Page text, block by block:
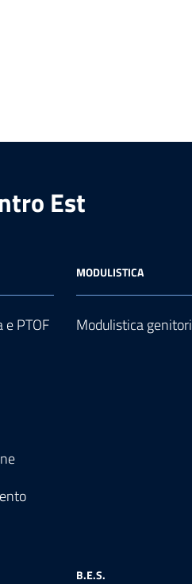
Est
PTOF
MODULISTICA
Modulistica genitori
B.E.S.